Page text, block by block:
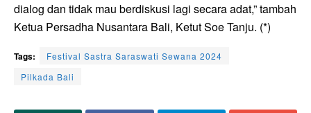
dialog dan tidak mau berdiskusi lagi secara adat,” tambah
Ketua Persadha Nusantara Bali, Ketut Soe Tanju. (*)
Tags:
Festival Sastra Saraswati Sewana 2024
Pilkada Bali